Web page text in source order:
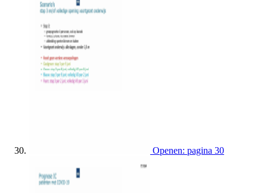
Openen: pagina 30